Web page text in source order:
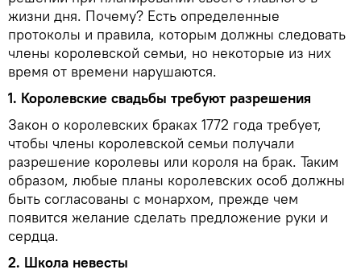
жизни дня. Почему? Есть определенные
протоколы и правила, которым должны следовать
члены королевской семьи, но некоторые из них
время от времени нарушаются.
1. Королевские свадьбы требуют разрешения
Закон о королевских браках 1772 года требует,
чтобы члены королевской семьи получали
разрешение королевы или короля на брак. Таким
образом, любые планы королевских особ должны
быть согласованы с монархом, прежде чем
появится желание сделать предложение руки и
сердца.
2. Школа невесты